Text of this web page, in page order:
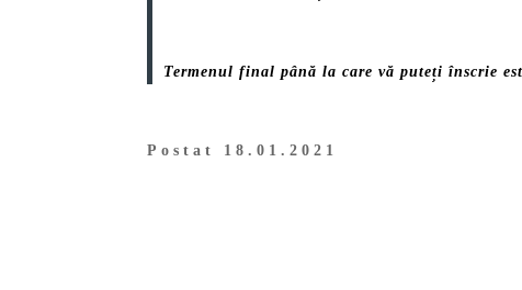
Termenul final până la care vă puteți înscrie
Postat 18.01.2021